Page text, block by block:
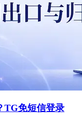
TG免短信登录